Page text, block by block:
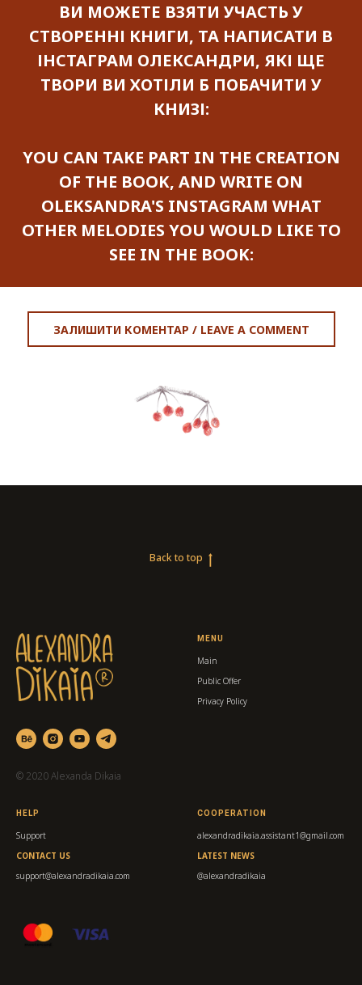
ВИ МОЖЕТЕ ВЗЯТИ УЧАСТЬ У
СТВОРЕННІ КНИГИ, ТА НАПИСАТИ В
ІНСТАГРАМ ОЛЕКСАНДРИ, ЯКІ ЩЕ
ТВОРИ ВИ ХОТІЛИ Б ПОБАЧИТИ У
КНИЗІ:
YOU CAN TAKE PART IN THE CREATION
OF THE BOOK, AND WRITE ON
OLEKSANDRA'S INSTAGRAM WHAT
OTHER MELODIES YOU WOULD LIKE TO
SEE IN THE BOOK:
ЗАЛИШИТИ КОМЕНТАР / LEAVE A COMMENT
Back to top
© 2020 Alexanda Dikaia
MENU
Main
Public Offer
Privacy Policy
HELP
Support
CONTACT US
support@alexandradikaia.com
COOPERATION
alexandradikaia.assistant1@gmail.com
LATEST NEWS
@alexandradikaia